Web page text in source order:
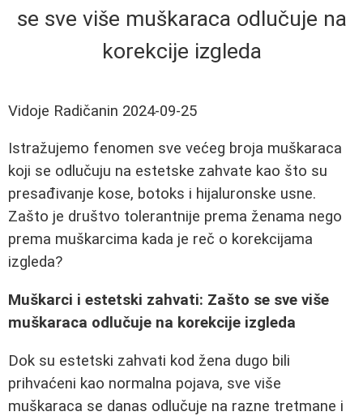
se sve više muškaraca odlučuje na
korekcije izgleda
Vidoje Radičanin 2024-09-25
Istražujemo fenomen sve većeg broja muškaraca
koji se odlučuju na estetske zahvate kao što su
presađivanje kose, botoks i hijaluronske usne.
Zašto je društvo tolerantnije prema ženama nego
prema muškarcima kada je reč o korekcijama
izgleda?
Muškarci i estetski zahvati: Zašto se sve više
muškaraca odlučuje na korekcije izgleda
Dok su estetski zahvati kod žena dugo bili
prihvaćeni kao normalna pojava, sve više
muškaraca se danas odlučuje na razne tretmane i